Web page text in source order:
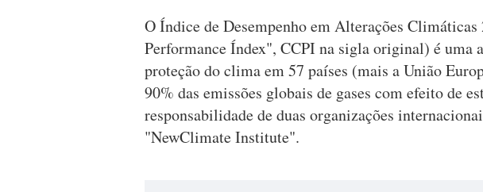
O Índice de Desempenho em Alterações
Performance Índex", CCPI na sigla original) é uma
proteção do clima em 57 países (mais a União
90% das emissões globais de gases com efeito de
responsabilidade de duas organizações
"NewClimate Institute".